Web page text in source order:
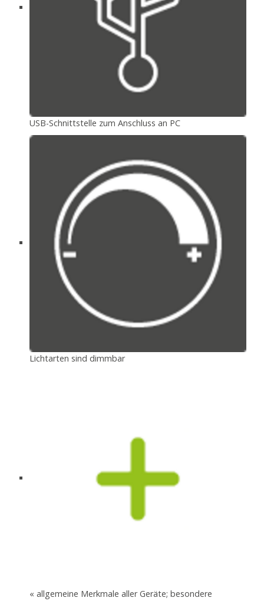
USB-Schnittstelle zum Anschluss an PC
Lichtarten sind dimmbar
« allgemeine Merkmale aller Geräte; besondere